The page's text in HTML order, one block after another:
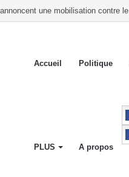
maternel et de la santé
Accueil Politique
PLUS A propos